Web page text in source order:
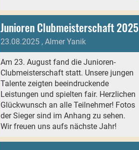
Junioren Clubmeisterschaft 2025
23.08.2025, Almer Yanik
Am 23. August fand die Junioren-
Clubmeisterschaft statt. Unsere jungen
Talente zeigten beeindruckende
Leistungen und spielten fair. Herzlichen
Glückwunsch an alle Teilnehmer! Fotos
der Sieger sind im Anhang zu sehen.
Wir freuen uns aufs nächste Jahr!